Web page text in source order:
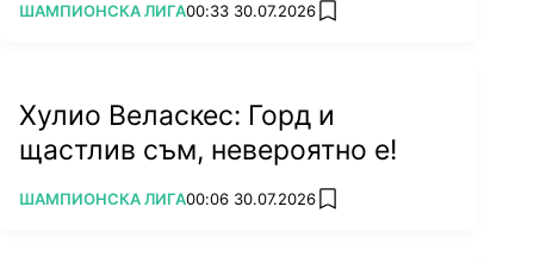
ПОВЕЧЕ ОТ
ШАМПИОНСКА ЛИГА00:33 30.07.2026 add favorites
Хулио Веласкес: Горд и
щастлив съм, невероятно е!
ПОВЕЧЕ ОТ
ШАМПИОНСКА ЛИГА00:06 30.07.2026 add favorites